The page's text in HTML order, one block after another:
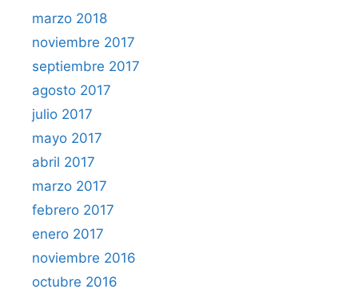
marzo 2018
noviembre 2017
septiembre 2017
agosto 2017
julio 2017
mayo 2017
abril 2017
marzo 2017
febrero 2017
enero 2017
noviembre 2016
octubre 2016